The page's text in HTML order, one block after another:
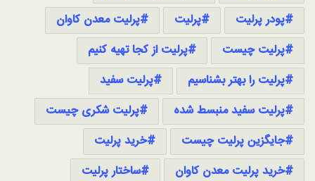
پودر پرلیت
پرلیت
پرلیت معدن کاوان
پرلیت چیست
پرلیت از کجا تهیه کنیم
پرلیت را بهتر بشناسیم
پرلیت سفید
پرلیت سفید منبسط شده
پرلیت شکری چیست
جایگزین پرلیت چیست
خرید پرلیت
خرید پرلیت معدن کاوان
ساختار پرلیت